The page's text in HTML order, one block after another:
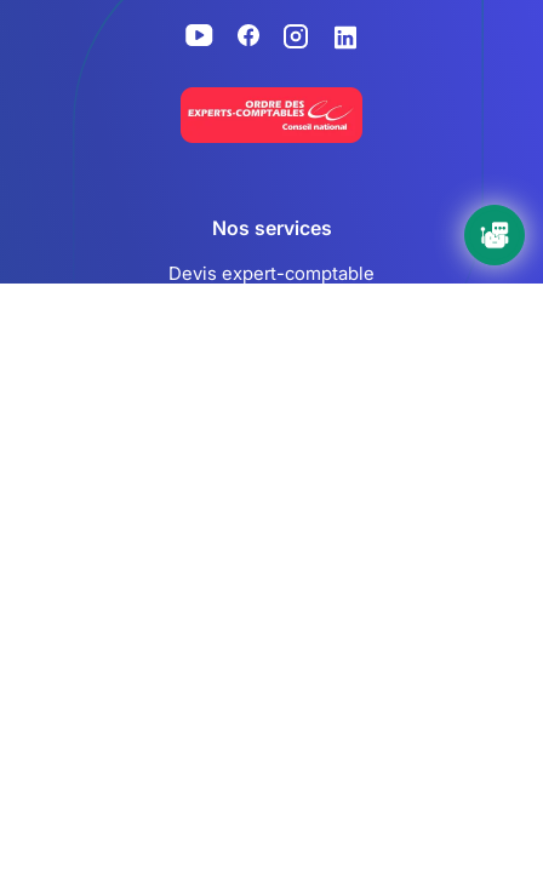
Nos services
Devis expert-comptable